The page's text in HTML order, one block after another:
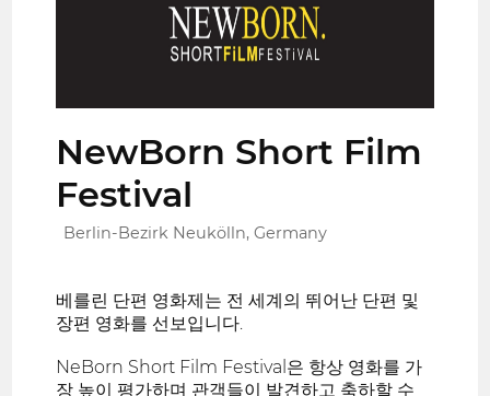
NewBorn Short Film
Festival
Berlin-Bezirk Neukölln, Germany
베를린 단편 영화제는 전 세계의 뛰어난 단편 및
장편 영화를 선보입니다.
NeBorn Short Film Festival은 항상 영화를 가
장 높이 평가하며 관객들이 발견하고 축하할 수